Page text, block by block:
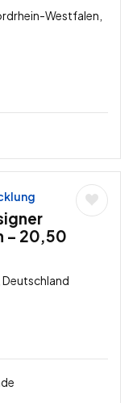
Westfalen,
– 20,50
Deutschland